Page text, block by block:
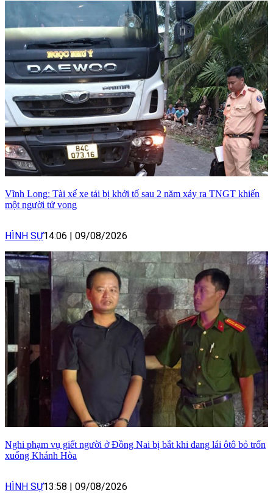
Vĩnh Long: Tài xế xe tải bị khởi tố sau 2 năm xảy ra TNGT khiến
một người tử vong
HÌNH SỰ14:06 | 09/08/2026
Nghi phạm vụ giết người ở Đồng Nai bị bắt khi đang lái ôtô bỏ trốn
xuống Khánh Hòa
HÌNH SỰ13:58 | 09/08/2026